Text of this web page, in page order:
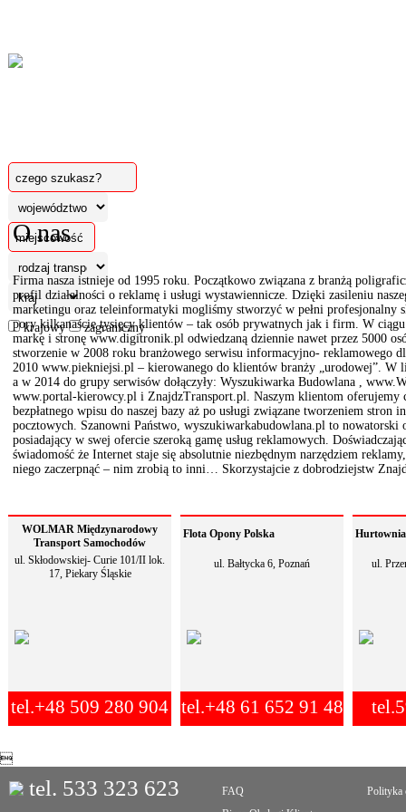
krajowy zagraniczny
O nas
Firma nasza istnieje od 1995 roku. Początkowo związana z branżą
profil działalności o reklamę i usługi wystawiennicze. Dzięki zasileniu
marketingu oraz teleinformatyki mogliśmy stworzyć w pełni
pory kilkanaście tysięcy klientów – tak osób prywatnych jak i firm. W
markę i stronę www.digitronik.pl odwiedzaną dziennie nawet przez 5000
stworzenie w 2008 roku branżowego serwisu informacyjno- reklamowego
2010 www.piekniejsi.pl – kierowanego do klientów branży „urodowej”. W
a w 2014 do grupy serwisów dołączyły: Wyszukiwarka Budowlana ,
www.portal-kierowcy.pl i ZnajdzTransport.pl. Naszym klientom oferujemy
bezpłatnego wpisu do naszej bazy aż po usługi związane tworzeniem stron
pocztowych. Szanowni Państwo, wyszukiwarkabudowlana.pl to
posiadający w swej ofercie szeroką gamę usług reklamowych.
świadomość że Internet staje się absolutnie niezbędnym narzędziem
niego zaczerpnąć – nim zrobią to inni… Skorzystajcie z dobrodziejstw
WOLMAR Międzynarodowy
Transport Samochodów
ul. Skłodowskiej- Curie 101/II lok.
17, Piekary Śląskie
tel.+48 509 280 904
Flota Opony Polska
ul. Bałtycka 6, Poznań
tel.+48 61 652 91 48
Hurtownia
ul.

tel. 533 323 623 FAQ
Polityka